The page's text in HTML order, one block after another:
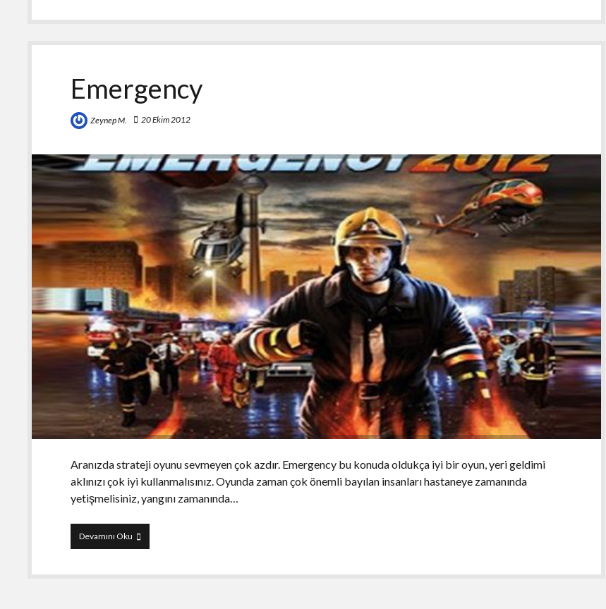
Emergency
Zeynep M. 20 Ekim 2012
Aranızda strateji oyunu sevmeyen çok azdır. Emergency bu konuda oldukça iyi bir oyun, yeri geldimi
aklınızı çok iyi kullanmalısınız. Oyunda zaman çok önemli bayılan insanları hastaneye zamanında
yetişmelisiniz, yangını zamanında…
Devamını Oku Emergency